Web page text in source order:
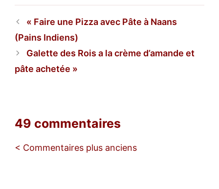
Faire une Pizza avec Pâte à Naans
(Pains Indiens)
Galette des Rois a la crème d’amande et
pâte achetée
49 commentaires
Navigation
< Commentaires plus anciens